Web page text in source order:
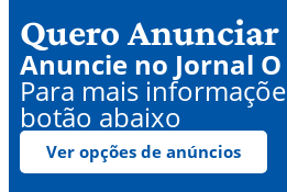
Quero Anunciar
Anuncie no Jornal
Para mais
botão abaixo
Ver opções de anúncios